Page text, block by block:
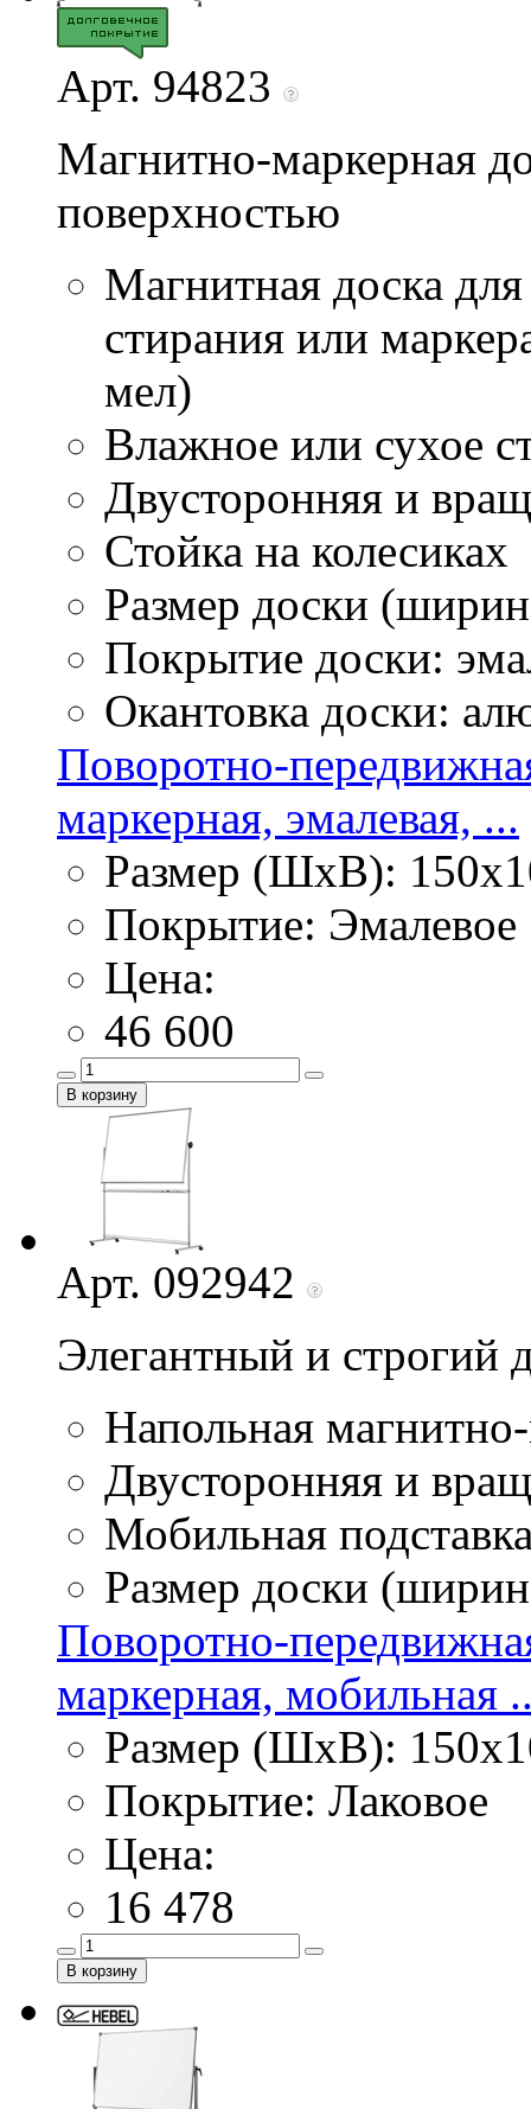
Арт. 94823
Магнитно-маркерная
поверхностью
Магнитная доска
стирания или
мел)
Влажное или сухое
Двусторонняя и
Стойка на колесиках
Размер доски
Покрытие доски:
Окантовка доски:
Поворотно-
маркерная, эмалевая, ...
Размер (ШхВ):
Покрытие: Эмалевое
Цена:
46 600
Арт. 092942
Элегантный и строгий
Напольная
Двусторонняя и
Мобильная
Размер доски
Поворотно-
маркерная, мобильная
Размер (ШхВ):
Покрытие: Лаковое
Цена:
16 478